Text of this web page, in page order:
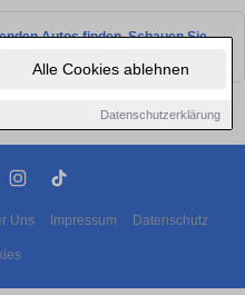
Alle Cookies ablehnen
Datenschutzerklärung
Autos finden. Schauen Sie
Uns Impressum Datenschutz